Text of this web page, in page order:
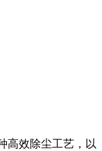
高效除尘工艺，以